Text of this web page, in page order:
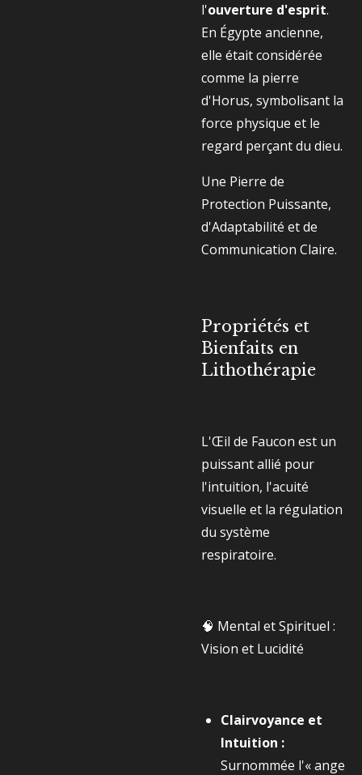
l'ouverture d'esprit.
En Égypte ancienne,
elle était considérée
comme la pierre
d'Horus, symbolisant la
force physique et le
regard perçant du dieu.
Une Pierre de
Protection Puissante,
d'Adaptabilité et de
Communication Claire.
Propriétés et
Bienfaits en
Lithothérapie
L'Œil de Faucon est un
puissant allié pour
l'intuition, l'acuité
visuelle et la régulation
du système
respiratoire.
🧠 Mental et Spirituel :
Vision et Lucidité
Clairvoyance et
Intuition :
Surnommée l'« ange